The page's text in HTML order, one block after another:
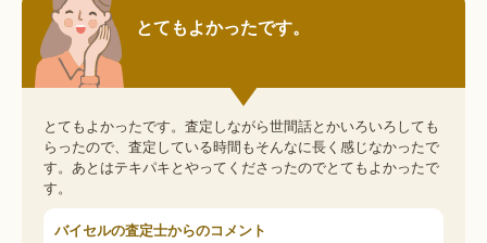
とてもよかったです。
とてもよかったです。査定しながら世間話とかいろいろしても
らったので、査定している時間もそんなに長く感じなかったで
す。あとはテキパキとやってくださったのでとてもよかったで
す。
バイセルの査定士からのコメント